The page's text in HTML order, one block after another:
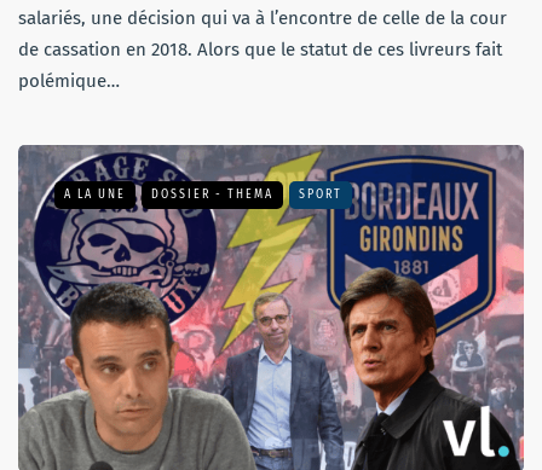
salariés, une décision qui va à l’encontre de celle de la cour
de cassation en 2018. Alors que le statut de ces livreurs fait
polémique…
A LA UNE DOSSIER - THEMA SPORT